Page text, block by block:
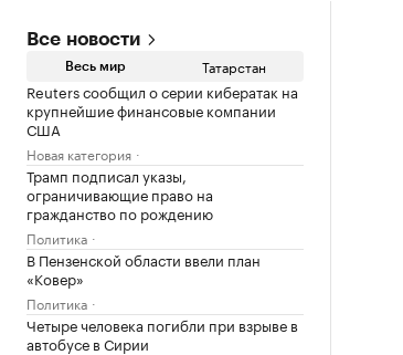
Все новости
Весь мир Татарстан
Reuters сообщил о серии кибератак на
крупнейшие финансовые компании
США
Новая категория
Трамп подписал указы,
ограничивающие право на
гражданство по рождению
Политика
В Пензенской области ввели план
«Ковер»
Политика
Четыре человека погибли при взрыве в
автобусе в Сирии